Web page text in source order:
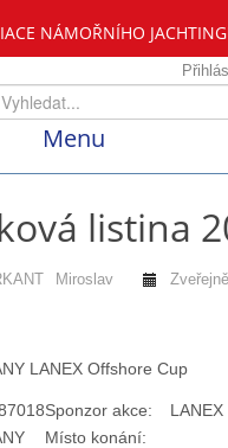
NÁMOŘNÍHO
Menu
mezi nás
listina
Miroslav
LANEX Offshore Cup
Sponzor akce:
LANEX
Místo konání: